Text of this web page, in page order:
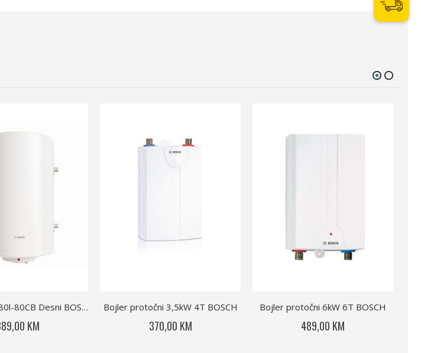
Bojler komb.80l-80CB Desni BOSCH
KM
Bojler protočni 3,5kW 4T BOSCH
370,00 KM
Bojler protočni 6kW 6T BOSCH
489,00 KM